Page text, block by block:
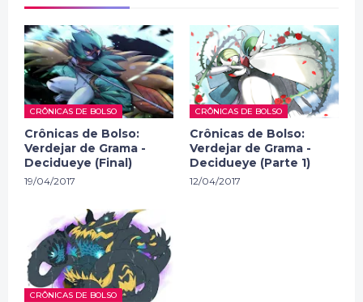
CRÔNICAS DE BOLSO
Crônicas de Bolso:
Verdejar de Grama -
Decidueye (Final)
19/04/2017
CRÔNICAS DE BOLSO
Crônicas de Bolso:
Verdejar de Grama -
Decidueye (Parte 1)
12/04/2017
CRÔNICAS DE BOLSO